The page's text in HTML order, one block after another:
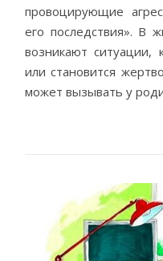
провоцирующие
его последствия». В
возникают ситуации,
или становится
может вызывать у